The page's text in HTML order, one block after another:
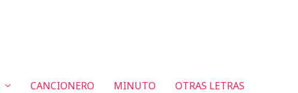
CANCIONERO MINUTO OTRAS LETRAS